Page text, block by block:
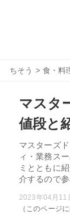
ちそう > 食・料
マスタ
値段と
マスターズ
ィ・業務ス
ミとともに
介するので
2023年04月11
（このページ